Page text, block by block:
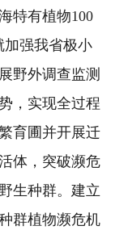
特有植物100
加强我省极小
野外调查监测
，实现全过程
育圃并开展迁
体，突破濒危
生种群。建立
群植物濒危机